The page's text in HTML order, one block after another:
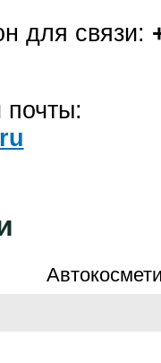
для связи:
почты: